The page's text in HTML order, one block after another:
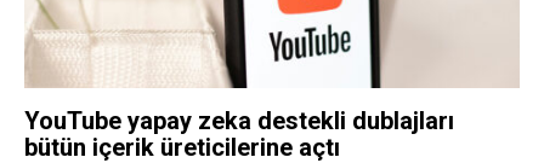
YouTube yapay zeka destekli dublajları
bütün içerik üreticilerine açtı